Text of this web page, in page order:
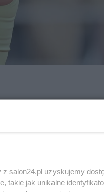
media-zachwycone-
salon24.pl uzyskujemy
takie jak unikalne